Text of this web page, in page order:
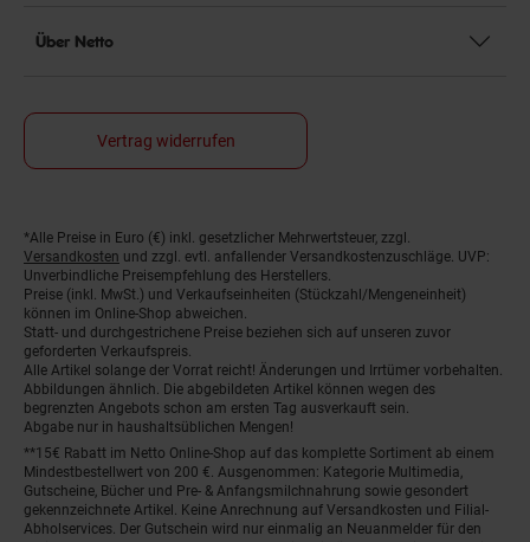
Über Netto
Vertrag widerrufen
Fußnoten
*Alle Preise in Euro (€) inkl. gesetzlicher Mehrwertsteuer, zzgl.
Versandkosten und zzgl. evtl. anfallender Versandkostenzuschläge. UVP:
Unverbindliche Preisempfehlung des Herstellers.
Preise (inkl. MwSt.) und Verkaufseinheiten (Stückzahl/Mengeneinheit)
können im Online-Shop abweichen.
Statt- und durchgestrichene Preise beziehen sich auf unseren zuvor
geforderten Verkaufspreis.
Alle Artikel solange der Vorrat reicht! Änderungen und Irrtümer vorbehalten.
Abbildungen ähnlich. Die abgebildeten Artikel können wegen des
begrenzten Angebots schon am ersten Tag ausverkauft sein.
Abgabe nur in haushaltsüblichen Mengen!
**15€ Rabatt im Netto Online-Shop auf das komplette Sortiment ab einem
Mindestbestellwert von 200 €. Ausgenommen: Kategorie Multimedia,
Gutscheine, Bücher und Pre- & Anfangsmilchnahrung sowie gesondert
gekennzeichnete Artikel. Keine Anrechnung auf Versandkosten und Filial-
Abholservices. Der Gutschein wird nur einmalig an Neuanmelder für den